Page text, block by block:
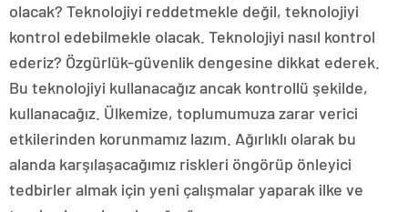
olacak? Teknolojiyi reddetmekle değil, teknolojiyi
kontrol edebilmekle olacak. Teknolojiyi nasıl kontrol
ederiz? Özgürlük-güvenlik dengesine dikkat ederek.
Bu teknolojiyi kullanacağız ancak kontrollü şekilde,
kullanacağız. Ülkemize, toplumumuza zarar verici
etkilerinden korunmamız lazım. Ağırlıklı olarak bu
alanda karşılaşacağımız riskleri öngörüp önleyici
tedbirler almak için yeni çalışmalar yaparak ilke ve